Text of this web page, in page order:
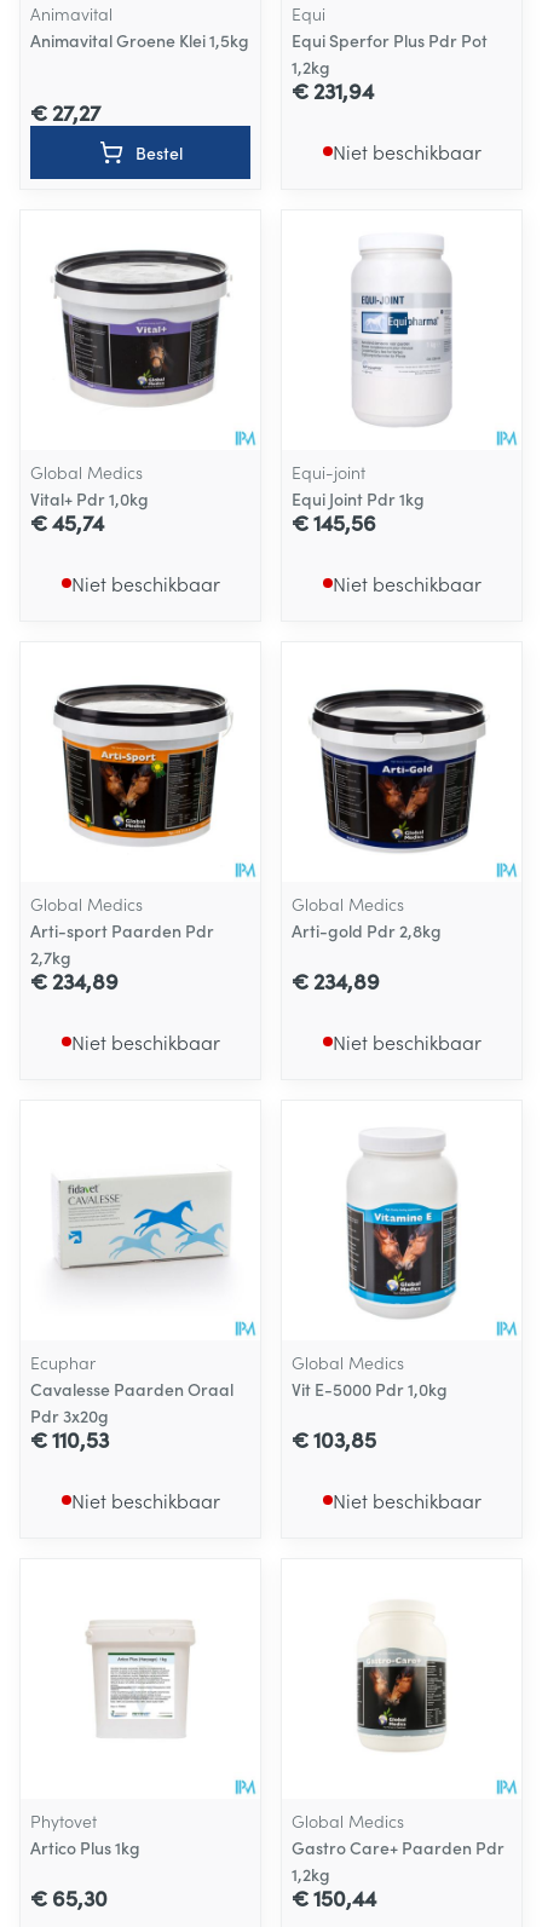
Animavital
Animavital Groene Klei 1,5kg
€ 27,27
Bestel
Equi
Equi Sperfor Plus Pdr Pot
1,2kg
€ 231,94
Niet beschikbaar
Global Medics
Vital+ Pdr 1,0kg
€ 45,74
Niet beschikbaar
Equi-joint
Equi Joint Pdr 1kg
€ 145,56
Niet beschikbaar
Global Medics
Arti-sport Paarden Pdr
2,7kg
€ 234,89
Niet beschikbaar
Global Medics
Arti-gold Pdr 2,8kg
€ 234,89
Niet beschikbaar
Ecuphar
Cavalesse Paarden Oraal
Pdr 3x20g
€ 110,53
Niet beschikbaar
Global Medics
Vit E-5000 Pdr 1,0kg
€ 103,85
Niet beschikbaar
Phytovet
Artico Plus 1kg
€ 65,30
Global Medics
Gastro Care+ Paarden Pdr
1,2kg
€ 150,44